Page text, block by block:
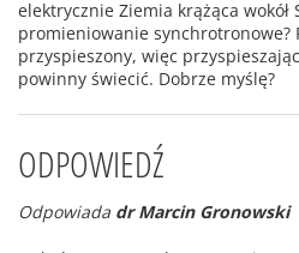
elektrycznie Ziemia krążąca wokół
promieniowanie synchrotronowe?
przyspieszony, więc
powinny świecić. Dobrze myślę?
ODPOWIEDŹ
Odpowiada dr Marcin Gronowski